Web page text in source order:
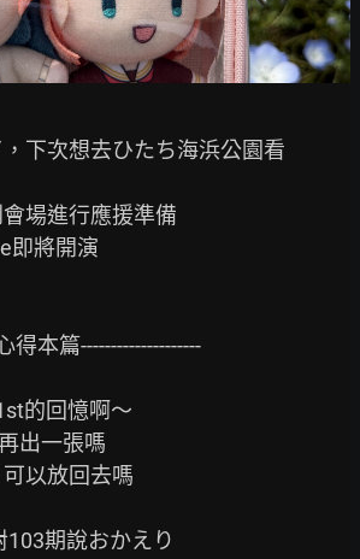
下次想去ひたち海浜公園看
場進行應援準備
即將開演
得本篇--------------------
的回憶啊～
出一張嗎
以放回去嗎
103期說おかえり